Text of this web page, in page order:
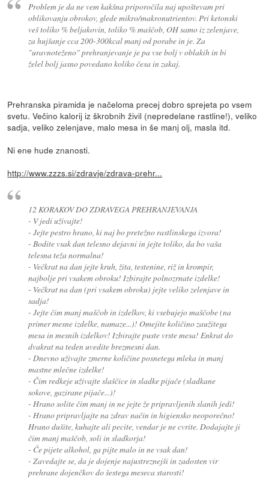
Problem je da ne vem kakšna priporočila naj upoštevam pri
oblikovanju obrokov, glede mikro/makronutrientov. Pri ketonski
veš toliko % beljakovin, toliko % maščob, OH samo iz zelenjave,
za hujšanje cca 200-300kcal manj od porabe in je. Za
"uravnoteženo" prehranjevanje je pa vse bolj v oblakih in bi
želel bolj jasno povedano koliko česa in zakaj.
Prehranska piramida je načeloma precej dobro sprejeta po vsem
svetu. Večino kalorij iz škrobnih živil (nepredelane rastline!), veliko
sadja, veliko zelenjave, malo mesa in še manj olj, masla itd.
Ni ene hude znanosti.
http://www.zzzs.si/zdravje/zdrava-prehr...
12 KORAKOV DO ZDRAVEGA PREHRANJEVANJA
- V jedi uživajte!
- Jejte pestro hrano, ki naj bo pretežno rastlinskega izvora!
- Bodite vsak dan telesno dejavni in jejte toliko, da bo vaša
telesna teža normalna!
- Večkrat na dan jejte kruh, žita, testenine, riž in krompir,
najbolje pri vsakem obroku! Izbirajte polnozrnate izdelke!
- Večkrat na dan (pri vsakem obroku) jejte veliko zelenjave in
sadja!
- Jejte čim manj maščob in izdelkov, ki vsebujejo maščobe (na
primer mesne izdelke, namaze...)! Omejite količino zaužitega
mesa in mesnih izdelkov! Izbirajte puste vrste mesa! Enkrat do
dvakrat na teden uvedite brezmesni dan.
- Dnevno uživajte zmerne količine posnetega mleka in manj
mastne mlečne izdelke!
- Čim redkeje uživajte slaščice in sladke pijače (sladkane
sokove, gazirane pijače...)!
- Hrano solite čim manj in ne jejte že pripravljenih slanih jedi!
- Hrano pripravljajte na zdrav način in higiensko neoporečno!
Hrano dušite, kuhajte ali pecite, vendar je ne cvrite. Dodajajte ji
čim manj maščob, soli in sladkorja!
- Če pijete alkohol, ga pijte malo in ne vsak dan!
- Zavedajte se, da je dojenje najustreznejši in zadosten vir
prehrane dojenčkov do šestega meseca starosti!